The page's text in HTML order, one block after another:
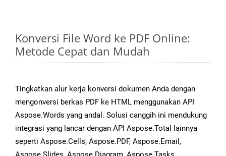
Konversi File Word ke PDF Online:
Metode Cepat dan Mudah
Tingkatkan alur kerja konversi dokumen Anda dengan
mengonversi berkas PDF ke HTML menggunakan API
Aspose.Words yang andal. Solusi canggih ini mendukung
integrasi yang lancar dengan API Aspose.Total lainnya
seperti Aspose.Cells, Aspose.PDF, Aspose.Email,